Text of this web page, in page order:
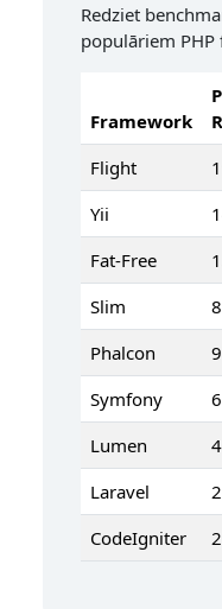
Redziet
populāriem
Framework
Flight
Yii
Fat-Free
Slim
Phalcon
Symfony
Lumen
Laravel
CodeIgniter